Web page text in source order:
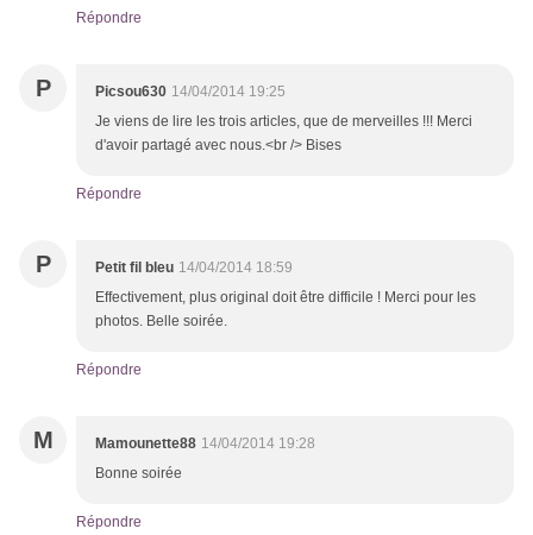
Répondre
P Picsou630 14/04/2014 19:25
Je viens de lire les trois articles, que de merveilles !!! Merci
d'avoir partagé avec nous.<br /> Bises
Répondre
P Petit fil bleu 14/04/2014 18:59
Effectivement, plus original doit être difficile ! Merci pour les
photos. Belle soirée.
Répondre
M Mamounette88 14/04/2014 19:28
Bonne soirée
Répondre